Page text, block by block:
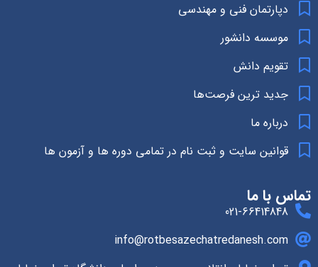
دپارتمان فنی و مهندسی
موسسه دانشور
تقویم دانش
جدید ترین فرصت‌ها
درباره ما
قوانین سایت و ثبت نام در تمامی دوره ها و آزمون ها
تماس با ما
021-66414848
info@rotbesazechatredanesh.com